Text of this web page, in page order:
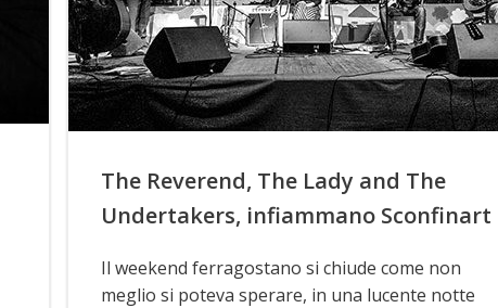
The Reverend, The Lady and The
Undertakers, infiammano Sconfinart
Il weekend ferragostano si chiude come non
meglio si poteva sperare, in una lucente notte